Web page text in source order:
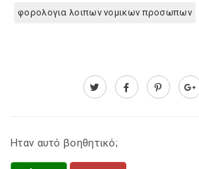
φορολογια λοιπων νομικων προσωπων
Ηταν αυτό βοηθητικό;